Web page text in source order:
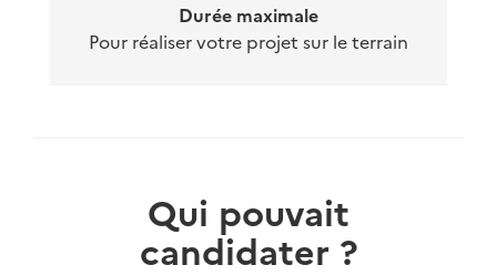
Durée maximale
Pour réaliser votre projet sur le terrain
Qui pouvait
candidater ?